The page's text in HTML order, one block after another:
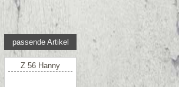
passende Artikel
Z 56 Hanny